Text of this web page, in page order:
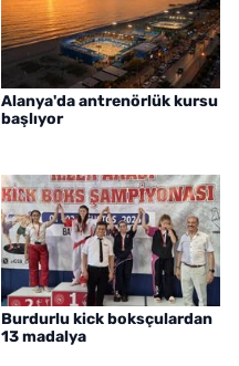
Alanya'da antrenörlük kursu
başlıyor
Burdurlu kick boksçulardan
13 madalya